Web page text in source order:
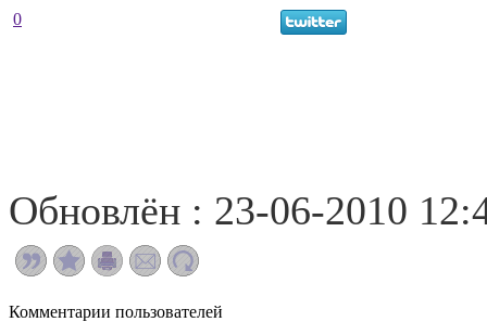
0
Обновлён : 23-06-2010
Комментарии пользователей